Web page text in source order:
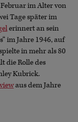
im Alter von
Tage später im
erinnert an sein
im Jahre 1946, auf
in mehr als 80
die Rolle des
Kubrick.
aus dem Jahre